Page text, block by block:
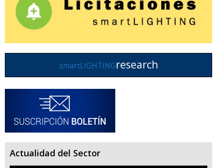
smartLIGHTINGresearch
Actualidad del Sector